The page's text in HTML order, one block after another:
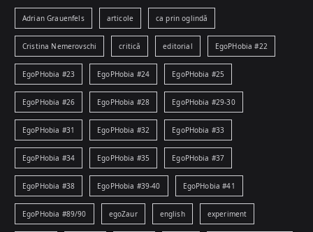
Adrian Grauenfels articole ca prin oglindă
Cristina Nemerovschi critică editorial EgoPHobia #22
EgoPHobia #23 EgoPHobia #24 EgoPHobia #25
EgoPHobia #26 EgoPHobia #28 EgoPHobia #29-30
EgoPHobia #31 EgoPHobia #32 EgoPHobia #33
EgoPHobia #34 EgoPHobia #35 EgoPHobia #37
EgoPHobia #38 EgoPHobia #39-40 EgoPHobia #41
EgoPHobia #89/90 egoZaur english experiment